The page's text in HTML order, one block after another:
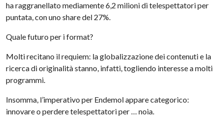
ha raggranellato mediamente 6,2 milioni di telespettatori per
puntata, con uno share del 27%.
Quale futuro per i format?
Molti recitano il requiem: la globalizzazione dei contenuti e la
ricerca di originalità stanno, infatti, togliendo interesse a molti
programmi.
Insomma, l’imperativo per Endemol appare categorico:
innovare o perdere telespettatori per … noia.